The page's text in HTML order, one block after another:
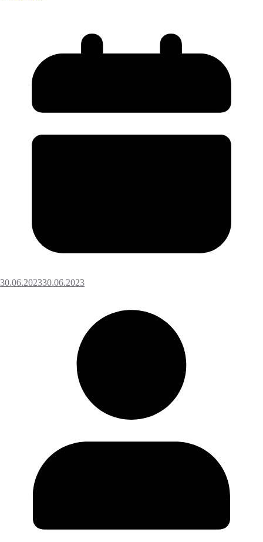
30.06.202330.06.2023